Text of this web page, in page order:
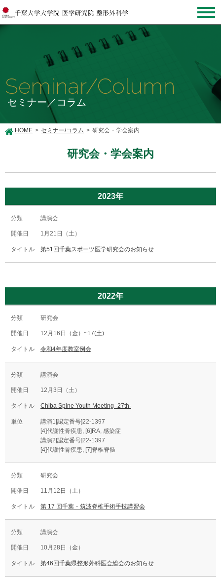
Seminar/Column
セミナー／コラム
HOME セミナー/コラム 研究会・学会案内
研究会・学会案内
2023年
講演会
1月21日（土）
第51回千葉スポーツ医学研究会のお知らせ
2022年
研究会
12月16日（金）~17(土)
令和4年度教室例会
講演会
12月3日（土）
Chiba Spine Youth Meeting -27th-
講演1[認定番号]22-1397
[4]代謝性骨疾患, [6]RA, 感染症
講演2[認定番号]22-1397
[4]代謝性骨疾患, [7]脊椎脊髄
研究会
11月12日（土）
第 17 回千葉・筑波脊椎手術手技講習会
講演会
10月28日（金）
第46回千葉県整形外科医会総会のお知らせ